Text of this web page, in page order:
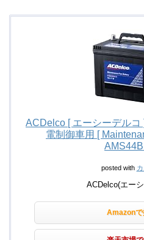
ACDelco [ エーシーデル
電制御車用 [
posted with
ACDelco(エー
Amazonで